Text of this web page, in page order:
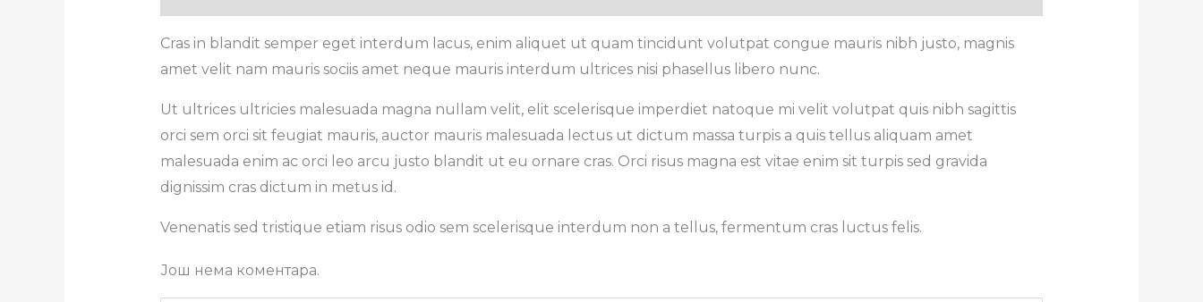
Cras in blandit semper eget interdum lacus, enim aliquet ut quam tincidunt volutpat congue mauris nibh justo, magnis
amet velit nam mauris sociis amet neque mauris interdum ultrices nisi phasellus libero nunc.
Ut ultrices ultricies malesuada magna nullam velit, elit scelerisque imperdiet natoque mi velit volutpat quis nibh sagittis
orci sem orci sit feugiat mauris, auctor mauris malesuada lectus ut dictum massa turpis a quis tellus aliquam amet
malesuada enim ac orci leo arcu justo blandit ut eu ornare cras. Orci risus magna est vitae enim sit turpis sed gravida
dignissim cras dictum in metus id.
Venenatis sed tristique etiam risus odio sem scelerisque interdum non a tellus, fermentum cras luctus felis.
Још нема коментара.